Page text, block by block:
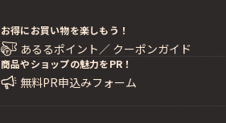
お得にお買い物を楽しもう！
あるるポイント／ クーポンガイド
商品やショップの魅力をPR！
無料PR申込みフォーム